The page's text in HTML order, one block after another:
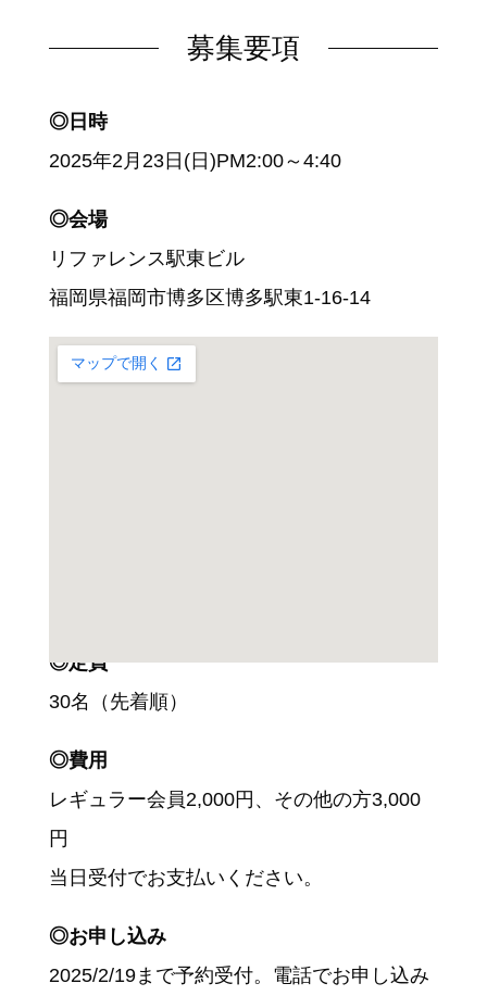
募集要項
◎日時
2025年2月23日(日)PM2:00～4:40
◎会場
リファレンス駅東ビル
福岡県福岡市博多区博多駅東1-16-14
◎定員
30名（先着順）
◎費用
レギュラー会員2,000円、その他の方3,000
円
当日受付でお支払いください。
◎お申し込み
2025/2/19まで予約受付。電話でお申し込み